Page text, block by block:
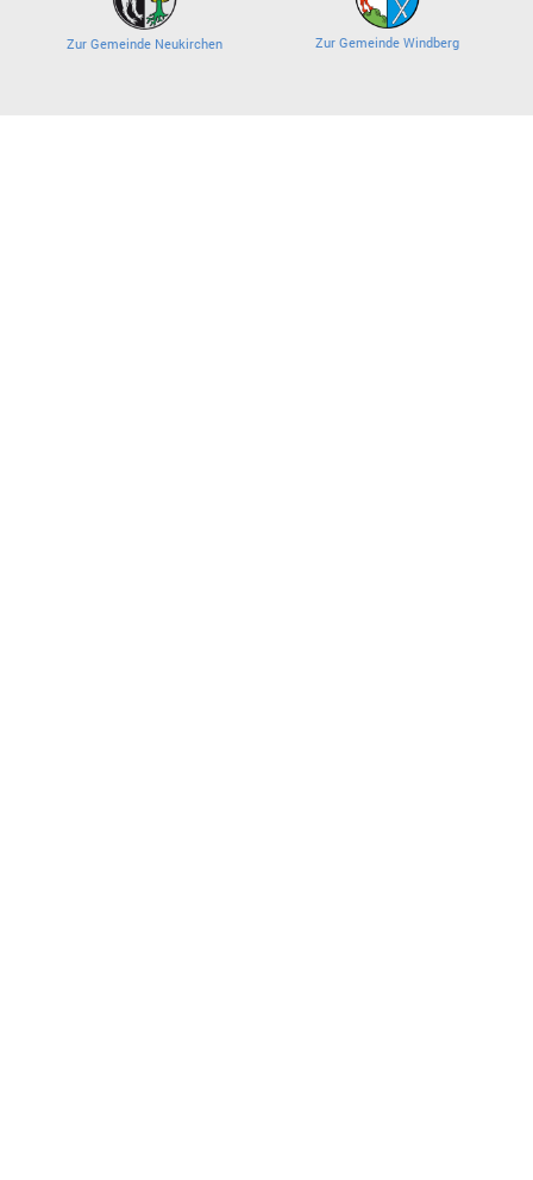
Zur Gemeinde Neukirchen Zur Gemeinde Windberg